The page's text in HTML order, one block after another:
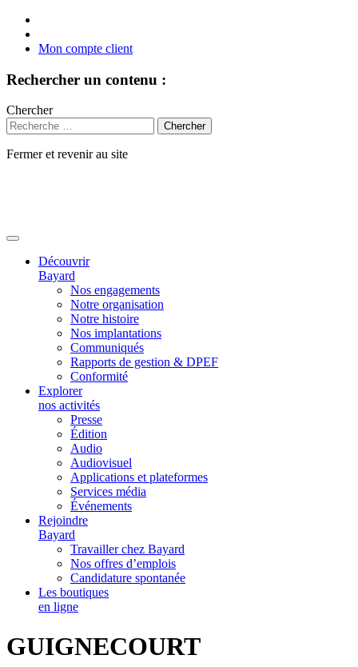
Mon compte client
Rechercher un contenu :
Chercher
Fermer et revenir au site
Découvrir
Bayard
Nos engagements
Notre organisation
Notre histoire
Nos implantations
Communiqués
Rapports de gestion & DPEF
Conformité
Explorer
nos activités
Presse
Édition
Audio
Audiovisuel
Applications et plateformes
Services média
Événements
Rejoindre
Bayard
Travailler chez Bayard
Nos offres d’emplois
Candidature spontanée
Les boutiques
en ligne
GUIGNECOURT